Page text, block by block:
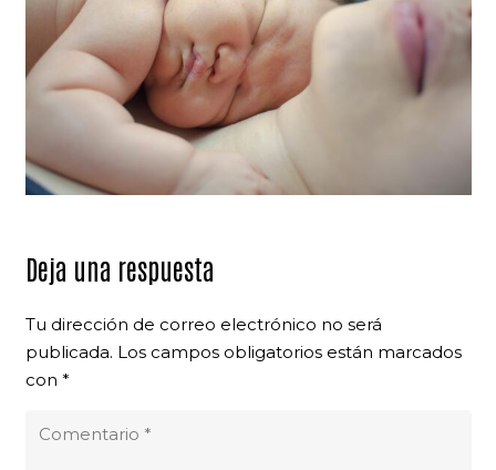
Deja una respuesta
Tu dirección de correo electrónico no será
publicada. Los campos obligatorios están marcados
con *